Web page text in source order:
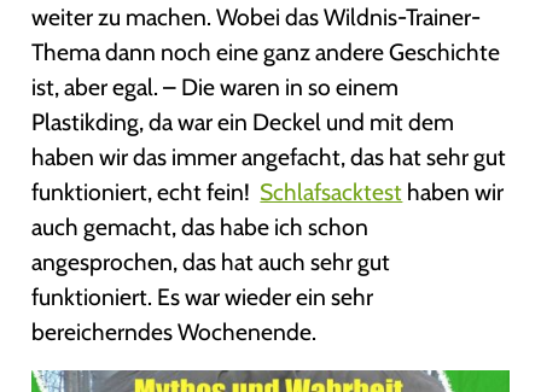
weiter zu machen. Wobei das Wildnis-Trainer-
Thema dann noch eine ganz andere Geschichte
ist, aber egal. – Die waren in so einem
Plastikding, da war ein Deckel und mit dem
haben wir das immer angefacht, das hat sehr gut
funktioniert, echt fein! Schlafsacktest haben wir
auch gemacht, das habe ich schon
angesprochen, das hat auch sehr gut
funktioniert. Es war wieder ein sehr
bereicherndes Wochenende.